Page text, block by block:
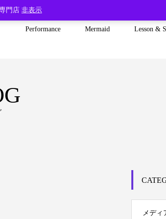
Performance Mermaid Lesson &
メディ
門店 非表示